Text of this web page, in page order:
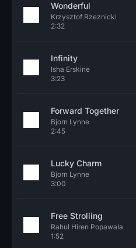
Wonderful
Krzysztof Rzeznicki
2:32
Infinity
Isha Erskine
3:23
Forward Together
Bjorn Lynne
2:45
Lucky Charm
Bjorn Lynne
3:00
Free Strolling
Rahul Hiren Popawala
1:52